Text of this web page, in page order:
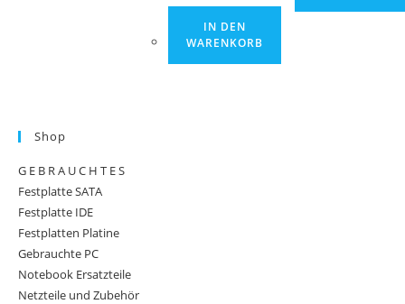
IN DEN
WARENKORB
Shop
G E B R A U C H T E S
Festplatte SATA
Festplatte IDE
Festplatten Platine
Gebrauchte PC
Notebook Ersatzteile
Netzteile und Zubehör